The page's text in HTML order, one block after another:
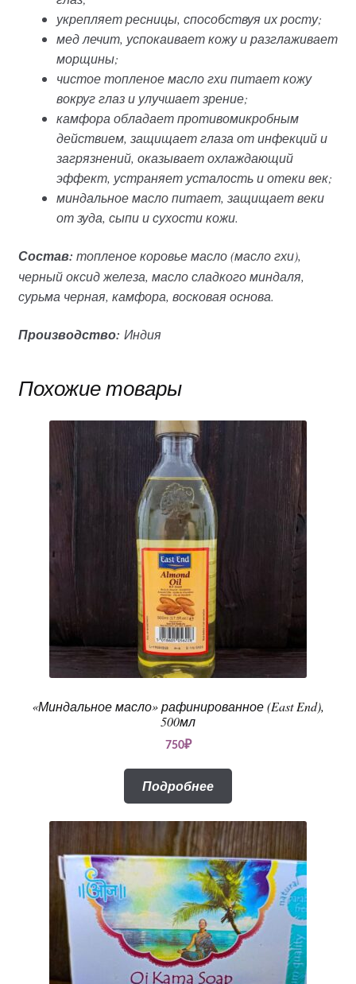
укрепляет ресницы, способствуя их росту;
мед лечит, успокаивает кожу и разглаживает
морщины;
чистое топленое масло гхи питает кожу
вокруг глаз и улучшает зрение;
камфора обладает противомикробным
действием, защищает глаза от инфекций и
загрязнений, оказывает охлаждающий
эффект, устраняет усталость и отеки век;
миндальное масло питает, защищает веки
от зуда, сыпи и сухости кожи.
Состав: топленое коровье масло (масло гхи),
черный оксид железа, масло сладкого миндаля,
сурьма черная, камфора, восковая основа.
Производство: Индия
Похожие товары
«Миндальное масло» рафинированное (East End),
500мл
750₽
Подробнее